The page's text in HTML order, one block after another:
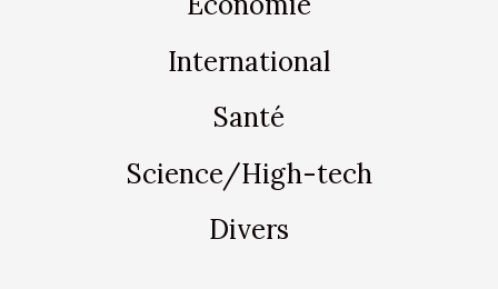
International
Santé
Science/High-tech
Divers